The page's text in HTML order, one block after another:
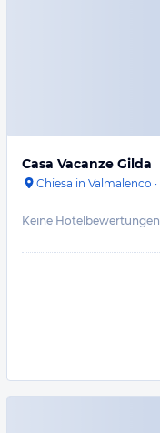
Casa Vacanze Gilda
Chiesa in Valmalenco ·
Keine Hotelbewertungen